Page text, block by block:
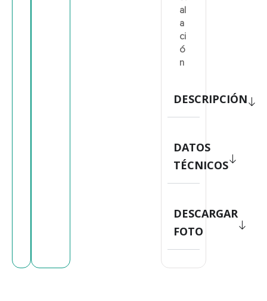
al
a
ci
ó
n
DESCRIPCIÓN
DATOS
TÉCNICOS
DESCARGAR
FOTO